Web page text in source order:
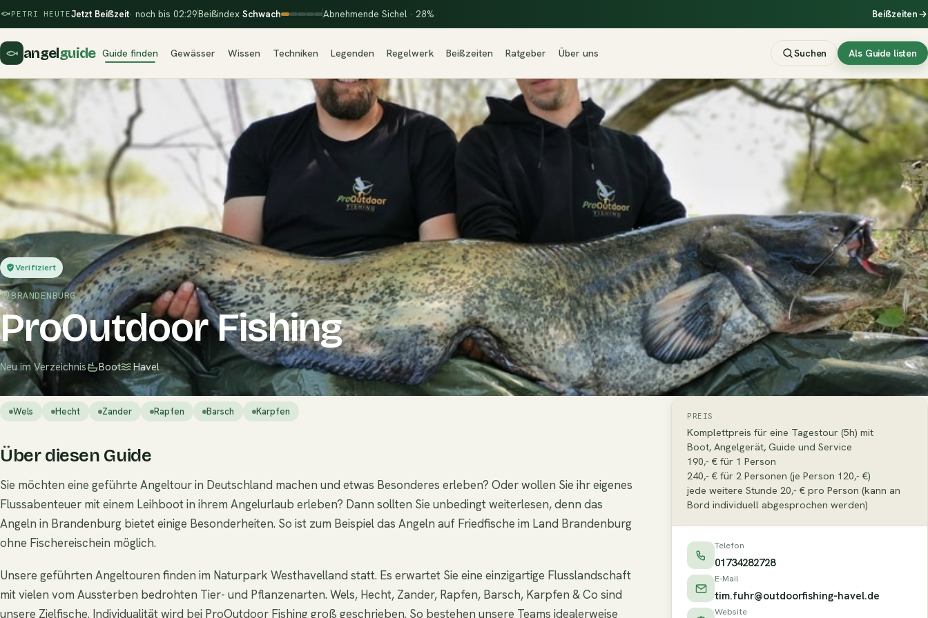
PETRI HEUTEJetzt Beißzeit· noch bis 02:29Beißindex Schwach Abnehmende Sichel · 28% Beißzeiten
angelguide Guide finden Gewässer Wissen Techniken Legenden Regelwerk Beißzeiten Ratgeber Über uns Suchen Als Guide listen
Verifiziert
BRANDENBURG
ProOutdoor Fishing
Neu im Verzeichnis Boot Havel
Wels Hecht Zander Rapfen Barsch Karpfen
Über diesen Guide
Sie möchten eine geführte Angeltour in Deutschland machen und etwas Besonderes erleben? Oder wollen Sie ihr eigenes
Flussabenteuer mit einem Leihboot in ihrem Angelurlaub erleben? Dann sollten Sie unbedingt weiterlesen, denn das
Angeln in Brandenburg bietet einige Besonderheiten. So ist zum Beispiel das Angeln auf Friedfische im Land Brandenburg
ohne Fischereischein möglich.
Unsere geführten Angeltouren finden im Naturpark Westhavelland statt. Es erwartet Sie eine einzigartige Flusslandschaft
mit vielen vom Aussterben bedrohten Tier- und Pflanzenarten. Wels, Hecht, Zander, Rapfen, Barsch, Karpfen & Co sind
unsere Zielfische. Individualität wird bei ProOutdoor Fishing groß geschrieben. So bestehen unsere Teams idealerweise
PREIS
Komplettpreis für eine Tagestour (5h) mit
Boot, Angelgerät, Guide und Service
190,- € für 1 Person
240,- € für 2 Personen (je Person 120,- €)
jede weitere Stunde 20,- € pro Person (kann an
Bord individuell abgesprochen werden)
Telefon
01734282728
E-Mail
tim.fuhr@outdoorfishing-havel.de
Website